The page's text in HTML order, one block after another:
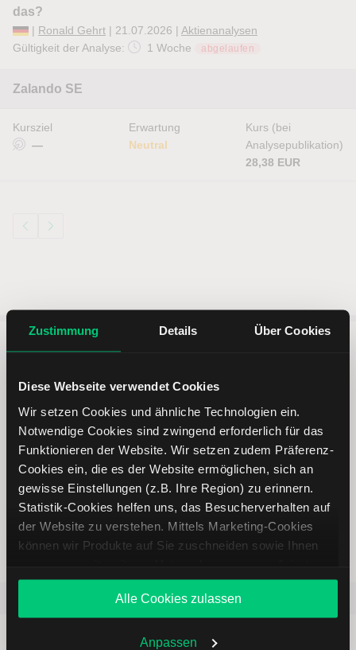
Zustimmung Details Über Cookies
Diese Webseite verwendet Cookies
Wir setzen Cookies und ähnliche Technologien ein.
Notwendige Cookies sind zwingend erforderlich für das
Funktionieren der Website. Wir setzen zudem Präferenz-
Cookies ein, die es der Website ermöglichen, sich an
gewisse Einstellungen (z.B. Ihre Region) zu erinnern.
Statistik-Cookies helfen uns, das Besucherverhalten auf
der Website zu verstehen. Mittels Marketing-Cookies
können wir Produkte auf Sie zuschneiden sowie Ihnen
Angebote unterbreiten. Sie entscheiden, welche Cookies
Sie zulassen oder ablehnen. Ihre Entscheidung können
Sie jederzeit in denCookie-Einstellungenändern.
Weitere Infos auch in unsererDatenschutzerklärung
Alle Cookies zulassen
Anpassen
das?
| Ronald Gehrt | 21.07.2026 | Aktienanalysen
Gültigkeit der Analyse:
1 Woche abgelaufen
Zalando SE
Kursziel
—
Erwartung
Neutral
Kurs (bei
Analysepublikation)
28,38 EUR
Online Broker LYNX
Weltweites Handeln
ETR:PLUN